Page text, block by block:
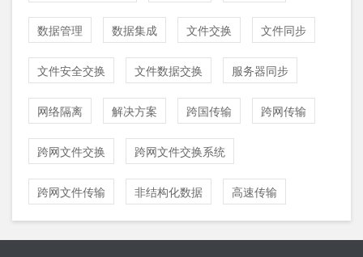
数据管理 数据集成 文件交换 文件同步
文件安全交换 文件数据交换 服务器同步
网络隔离 解决方案 跨国传输 跨网传输
跨网文件交换 跨网文件交换系统
跨网文件传输 非结构化数据 高速传输